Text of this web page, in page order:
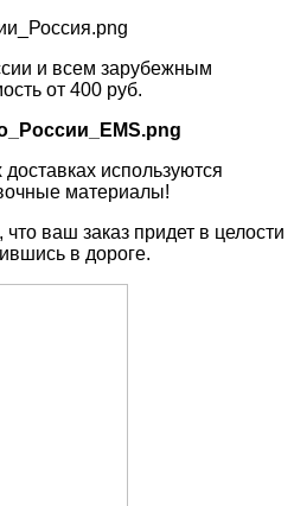
и всем зарубежным
от 400 руб.
используются
материалы!
ваш заказ придет в целости
в дороге.